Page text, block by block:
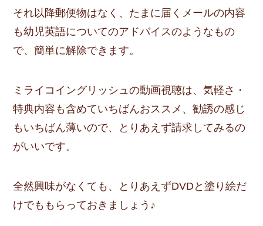
それ以降郵便物はなく、たまに届くメールの内容
も幼児英語についてのアドバイスのようなもの
で、簡単に解除できます。
ミライコイングリッシュの動画視聴は、気軽さ・
特典内容も含めていちばんおススメ、勧誘の感じ
もいちばん薄いので、とりあえず請求してみるの
がいいです。
全然興味がなくても、とりあえずDVDと塗り絵だ
けでももらっておきましょう♪